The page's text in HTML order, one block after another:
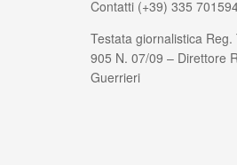
Contatti (+39) 335
Testata giornalistica
905 N. 07/09 – Direttore
Guerrieri